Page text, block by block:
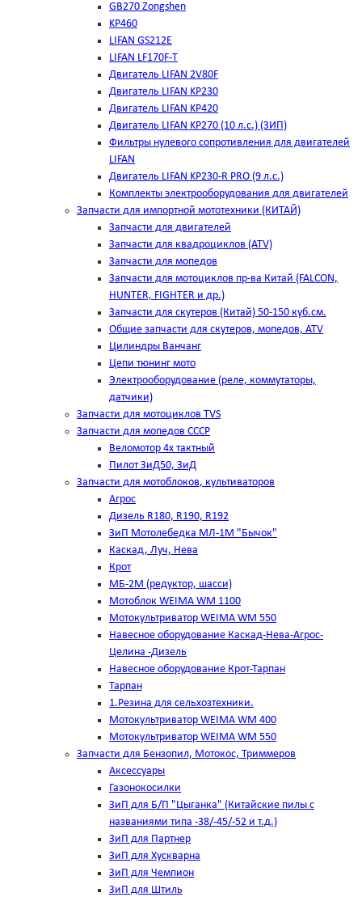
GB270 Zongshen
KP460
LIFAN GS212E
LIFAN LF170F-T
Двигатель LIFAN 2V80F
Двигатель LIFAN KP230
Двигатель LIFAN KP420
Двигатель LIFAN KP270 (10 л.с.) (ЗИП)
Фильтры нулевого сопротивления для двигателей
LIFAN
Двигатель LIFAN KP230-R PRO (9 л.с.)
Комплекты электрооборудования для двигателей
Запчасти для импортной мототехники (КИТАЙ)
Запчасти для двигателей
Запчасти для квадроциклов (ATV)
Запчасти для мопедов
Запчасти для мотоциклов пр-ва Китай (FALCON,
HUNTER, FIGHTER и др.)
Запчасти для скутеров (Китай) 50-150 куб.см.
Общие запчасти для скутеров, мопедов, ATV
Цилиндры Ванчанг
Цепи тюнинг мото
Электрооборудование (реле, коммутаторы,
датчики)
Запчасти для мотоциклов TVS
Запчасти для мопедов СССР
Веломотор 4х тактный
Пилот ЗиД50, ЗиД
Запчасти для мотоблоков, культиваторов
Агрос
Дизель R180, R190, R192
ЗиП Мотолебедка МЛ-1М "Бычок"
Каскад, Луч, Нева
Крот
МБ-2М (редуктор, шасси)
Мотоблок WEIMA WM 1100
Мотокультриватор WEIMA WM 550
Навесное оборудование Каскад-Нева-Агрос-
Целина -Дизель
Навесное оборудование Крот-Тарпан
Тарпан
1.Резина для сельхозтехники.
Мотокультриватор WEIMA WM 400
Мотокультриватор WEIMA WM 550
Запчасти для Бензопил, Мотокос, Триммеров
Аксессуары
Газонокосилки
ЗиП для Б/П "Цыганка" (Китайские пилы с
названиями типа -38/-45/-52 и т.д.)
ЗиП для Партнер
ЗиП для Хускварна
ЗиП для Чемпион
ЗиП для Штиль